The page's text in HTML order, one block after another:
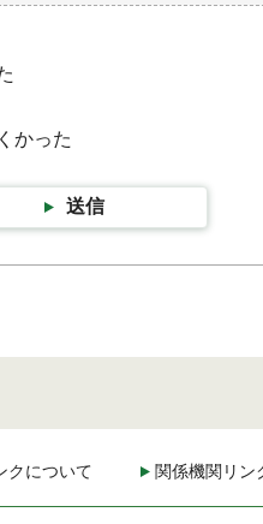
かった
送信
クについて 関係機関リン